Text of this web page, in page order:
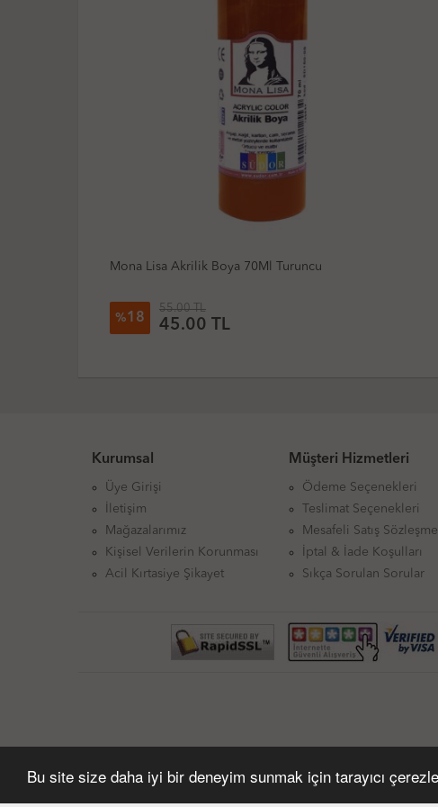
Bu site size daha iyi bir deneyim sunmak için tarayıcı
Mona Lisa Akrilik Boya 70Ml Turuncu
%18
55.00 TL
45.00 TL
Kurumsal
Üye Girişi
İletişim
Mağazalarımız
Kişisel Verilerin Korunması
Acil Kırtasiye Şikayet
Müşteri Hizmetleri
Ödeme Seçenekleri
Teslimat Seçenekleri
Mesafeli Satış
İptal & İade Koşulları
Sıkça Sorulan Sorular